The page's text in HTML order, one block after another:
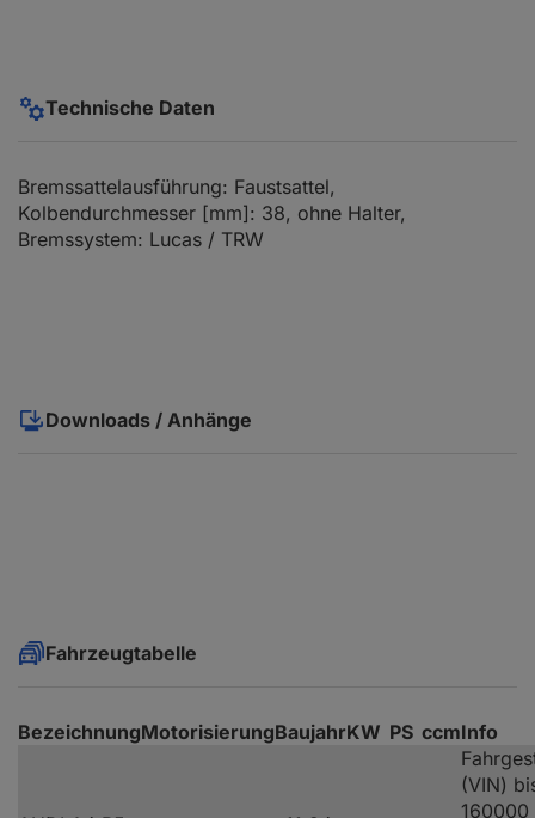
Technische Daten
Bremssattelausführung: Faustsattel,
Kolbendurchmesser [mm]: 38, ohne Halter,
Bremssystem: Lucas / TRW
Downloads / Anhänge
Fahrzeugtabelle
BezeichnungMotorisierungBaujahrKW PS ccmInfo
(VIN)
160000